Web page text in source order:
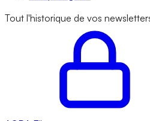
Tout l'historique de vos